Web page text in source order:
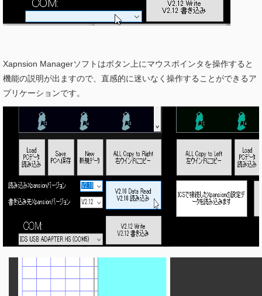
Xapnsion Managerソフトはボタン上にマウスポインタを操作すると
機能の説明が出ますので、直感的に迷いなく操作することができるア
プリケーションです。